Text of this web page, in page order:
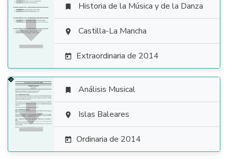

 Historia de la Música y de la Danza
 Castilla-La Mancha
 Extraordinaria de 2014

 Análisis Musical
 Islas Baleares
 Ordinaria de 2014